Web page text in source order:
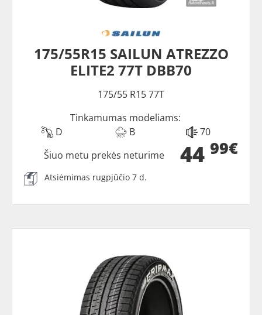
175/55R15 SAILUN ATREZZO
ELITE2 77T DBB70
175/55 R15 77T
Tinkamumas modeliams:
D
B 70
44 99€
Šiuo metu prekės neturime
Atsiėmimas rugpjūčio 7 d.